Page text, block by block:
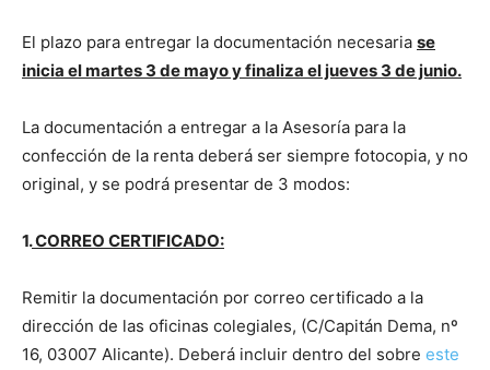
El plazo para entregar la documentación necesaria se
inicia el martes 3 de mayo y finaliza el jueves 3 de junio.
La documentación a entregar a la Asesoría para la
confección de la renta deberá ser siempre fotocopia, y no
original, y se podrá presentar de 3 modos:
1.CORREO CERTIFICADO:
Remitir la documentación por correo certificado a la
dirección de las oficinas colegiales, (C/Capitán Dema, nº
16, 03007 Alicante). Deberá incluir dentro del sobre este